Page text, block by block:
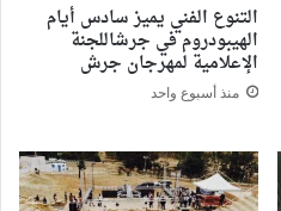
التنوع الفني يميز سادس أيام
الهيبودروم في جرشاللجنة
الإعلامية لمهرجان جرش
منذ أسبوع واحد